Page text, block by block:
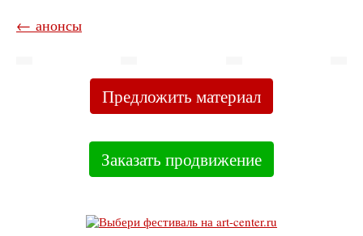
← анонсы
Предложить материал
Заказать продвижение